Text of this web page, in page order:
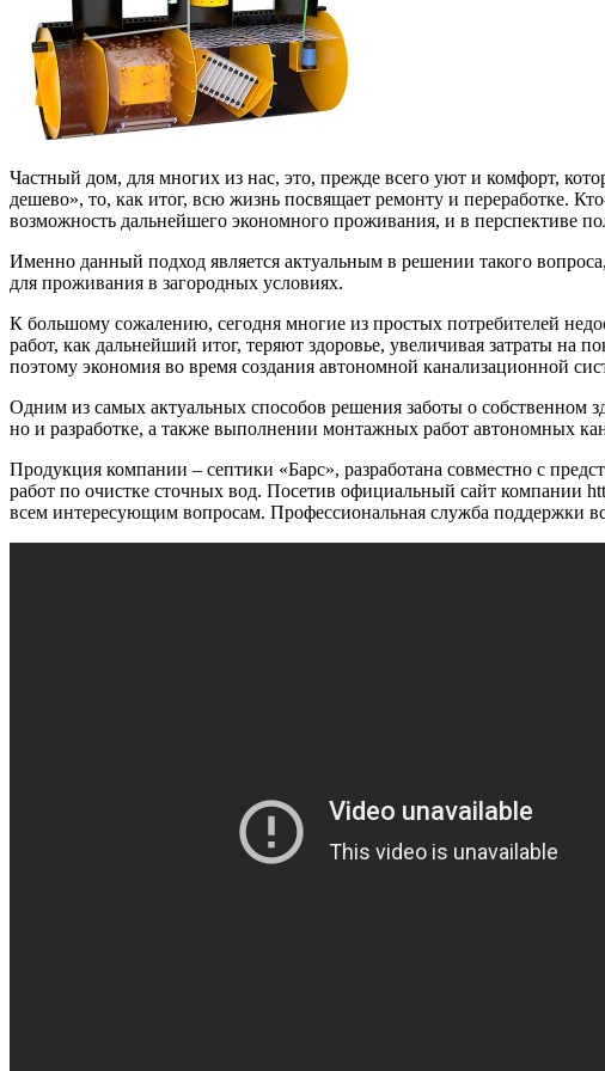
Частный дом, для многих из нас, это, прежде всего уют и комфорт,
дешево», то, как итог, всю жизнь посвящает ремонту и переработке.
возможность дальнейшего экономного проживания, и в перспективе
Именно данный подход является актуальным в решении такого
для проживания в загородных условиях.
К большому сожалению, сегодня многие из простых потребителей
работ, как дальнейший итог, теряют здоровье, увеличивая затраты
поэтому экономия во время создания автономной канализационной
Одним из самых актуальных способов решения заботы о собственном
но и разработке, а также выполнении монтажных работ автономных
Продукция компании – септики «Барс», разработана совместно с
работ по очистке сточных вод. Посетив официальный сайт компании
всем интересующим вопросам. Профессиональная служба поддержки